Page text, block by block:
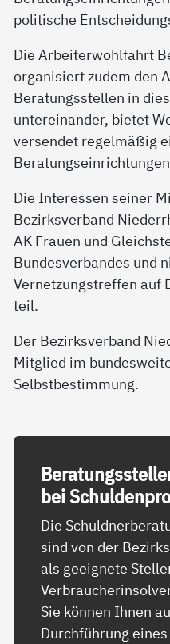
politische
Die Arbeiterwohlfahrt
organisiert zudem den
Beratungsstellen in
untereinander, bietet
versendet regelmäßig
Die Interessen seiner
Bezirksverband
AK Frauen und
Bundesverbandes und
Vernetzungstreffen auf
teil.
Der Bezirksverband
Mitglied im
Selbstbestimmung.
bei
Die
sind von der
als geeignete
Sie können Ihnen
Durchführung